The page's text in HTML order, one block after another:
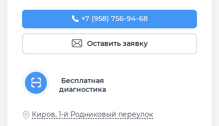
+7 (958) 756-94-68
Оставить заявку
Бесплатная
диагностика
Киров, 1-й Родниковый переулок